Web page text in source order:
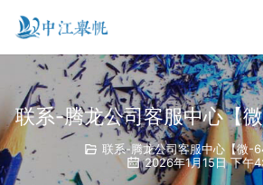
联系-腾龙公司客服中心【
联系-腾龙公司客服中心【微-
2026年1月15日 下午